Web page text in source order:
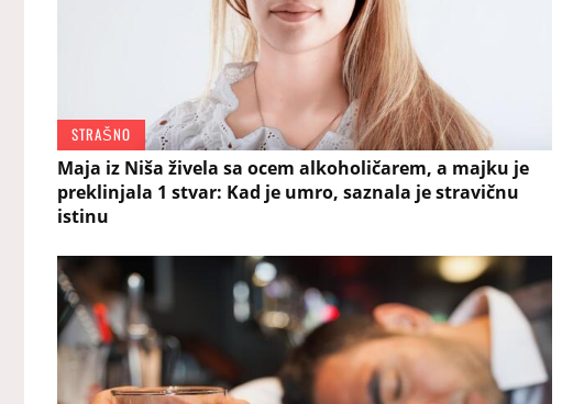
STRAŠNO
Maja iz Niša živela sa ocem alkoholičarem, a majku je
preklinjala 1 stvar: Kad je umro, saznala je stravičnu
istinu